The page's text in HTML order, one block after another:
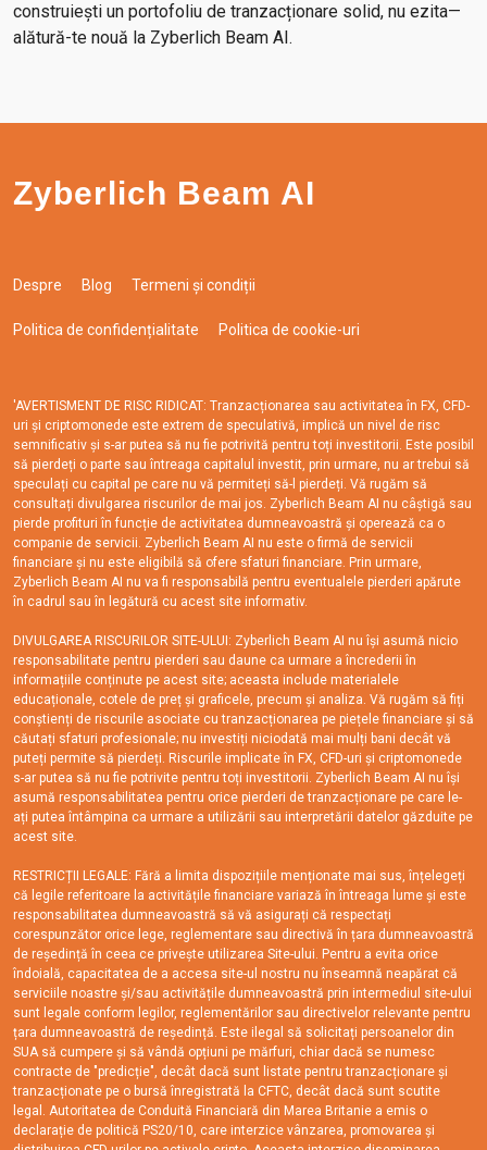
construiești un portofoliu de tranzacționare solid, nu ezita—
alătură-te nouă la Zyberlich Beam AI.
Zyberlich Beam AI
Despre Blog Termeni și condiții
Politica de confidențialitate Politica de cookie-uri
'AVERTISMENT DE RISC RIDICAT: Tranzacționarea sau activitatea în FX, CFD-
uri și criptomonede este extrem de speculativă, implică un nivel de risc
semnificativ și s-ar putea să nu fie potrivită pentru toți investitorii. Este posibil
să pierdeți o parte sau întreaga capitalul investit, prin urmare, nu ar trebui să
speculați cu capital pe care nu vă permiteți să-l pierdeți. Vă rugăm să
consultați divulgarea riscurilor de mai jos. Zyberlich Beam AI nu câștigă sau
pierde profituri în funcție de activitatea dumneavoastră și operează ca o
companie de servicii. Zyberlich Beam AI nu este o firmă de servicii
financiare și nu este eligibilă să ofere sfaturi financiare. Prin urmare,
Zyberlich Beam AI nu va fi responsabilă pentru eventualele pierderi apărute
în cadrul sau în legătură cu acest site informativ.
DIVULGAREA RISCURILOR SITE-ULUI: Zyberlich Beam AI nu își asumă nicio
responsabilitate pentru pierderi sau daune ca urmare a încrederii în
informațiile conținute pe acest site; aceasta include materialele
educaționale, cotele de preț și graficele, precum și analiza. Vă rugăm să fiți
conștienți de riscurile asociate cu tranzacționarea pe piețele financiare și să
căutați sfaturi profesionale; nu investiți niciodată mai mulți bani decât vă
puteți permite să pierdeți. Riscurile implicate în FX, CFD-uri și criptomonede
s-ar putea să nu fie potrivite pentru toți investitorii. Zyberlich Beam AI nu își
asumă responsabilitatea pentru orice pierderi de tranzacționare pe care le-
ați putea întâmpina ca urmare a utilizării sau interpretării datelor găzduite pe
acest site.
RESTRICȚII LEGALE: Fără a limita dispozițiile menționate mai sus, înțelegeți
că legile referitoare la activitățile financiare variază în întreaga lume și este
responsabilitatea dumneavoastră să vă asigurați că respectați
corespunzător orice lege, reglementare sau directivă în țara dumneavoastră
de reședință în ceea ce privește utilizarea Site-ului. Pentru a evita orice
îndoială, capacitatea de a accesa site-ul nostru nu înseamnă neapărat că
serviciile noastre și/sau activitățile dumneavoastră prin intermediul site-ului
sunt legale conform legilor, reglementărilor sau directivelor relevante pentru
țara dumneavoastră de reședință. Este ilegal să solicitați persoanelor din
SUA să cumpere și să vândă opțiuni pe mărfuri, chiar dacă se numesc
contracte de "predicție", decât dacă sunt listate pentru tranzacționare și
tranzacționate pe o bursă înregistrată la CFTC, decât dacă sunt scutite
legal. Autoritatea de Conduită Financiară din Marea Britanie a emis o
declarație de politică PS20/10, care interzice vânzarea, promovarea și